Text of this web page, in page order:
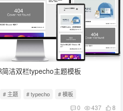
洁双栏typecho主题模板
# 主题 # typecho # 模板
0 437 8